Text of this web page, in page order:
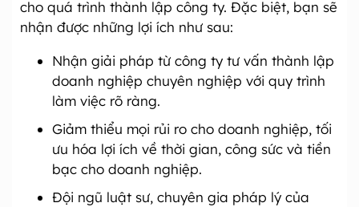
cho quá trình thành lập công ty. Đặc biệt, bạn sẽ
nhận được những lợi ích như sau:
Nhận giải pháp từ công ty tư vấn thành lập
doanh nghiệp chuyên nghiệp với quy trình
làm việc rõ ràng.
Giảm thiểu mọi rủi ro cho doanh nghiệp, tối
ưu hóa lợi ích về thời gian, công sức và tiền
bạc cho doanh nghiệp.
Đội ngũ luật sư, chuyên gia pháp lý của